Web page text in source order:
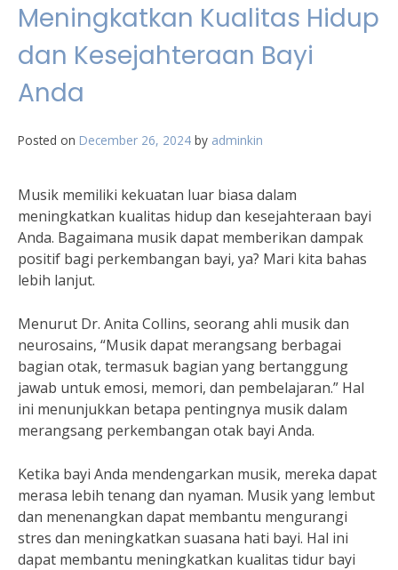
Meningkatkan Kualitas Hidup
dan Kesejahteraan Bayi
Anda
Posted on December 26, 2024 by adminkin
Musik memiliki kekuatan luar biasa dalam
meningkatkan kualitas hidup dan kesejahteraan bayi
Anda. Bagaimana musik dapat memberikan dampak
positif bagi perkembangan bayi, ya? Mari kita bahas
lebih lanjut.
Menurut Dr. Anita Collins, seorang ahli musik dan
neurosains, “Musik dapat merangsang berbagai
bagian otak, termasuk bagian yang bertanggung
jawab untuk emosi, memori, dan pembelajaran.” Hal
ini menunjukkan betapa pentingnya musik dalam
merangsang perkembangan otak bayi Anda.
Ketika bayi Anda mendengarkan musik, mereka dapat
merasa lebih tenang dan nyaman. Musik yang lembut
dan menenangkan dapat membantu mengurangi
stres dan meningkatkan suasana hati bayi. Hal ini
dapat membantu meningkatkan kualitas tidur bayi